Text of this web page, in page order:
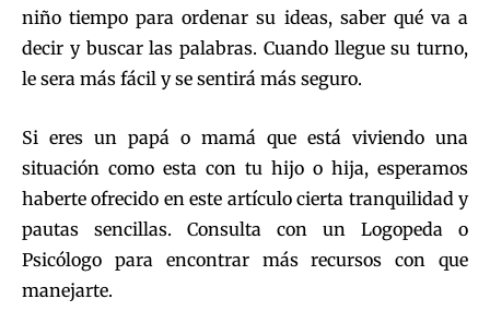
niño tiempo para ordenar su ideas, saber qué va a
decir y buscar las palabras. Cuando llegue su turno,
le sera más fácil y se sentirá más seguro.
Si eres un papá o mamá que está viviendo una
situación como esta con tu hijo o hija, esperamos
haberte ofrecido en este artículo cierta tranquilidad y
pautas sencillas. Consulta con un Logopeda o
Psicólogo para encontrar más recursos con que
manejarte.